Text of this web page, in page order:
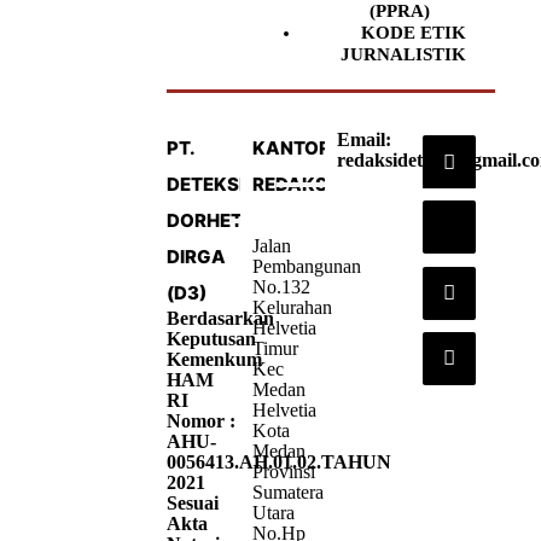
(PPRA)
KODE ETIK
JURNALISTIK
PT.
DETEKSI
DORHETA
DIRGA
(D3)
Berdasarkan
Keputusan
Kemenkum
HAM
RI
Nomor :
AHU-
0056413.AH.01.02.TAHUN
2021
Sesuai
Akta
KANTOR
REDAKSI
Jalan
Pembangunan
No.132
Kelurahan
Helvetia
Timur
Kec
Medan
Helvetia
Kota
Medan
Provinsi
Sumatera
Utara
No.Hp
Email: